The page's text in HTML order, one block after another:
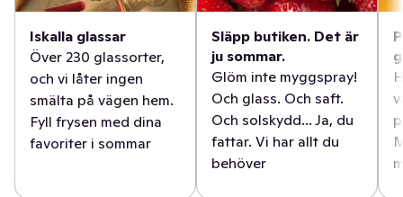
Iskalla glassar
Över 230 glassorter,
och vi låter ingen
smälta på vägen hem.
Fyll frysen med dina
favoriter i sommar
Släpp butiken. Det är
ju sommar.
Glöm inte myggspray!
Och glass. Och saft.
Och solskydd... Ja, du
fattar. Vi har allt du
behöver